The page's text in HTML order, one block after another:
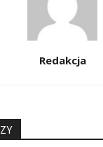
Redakcja